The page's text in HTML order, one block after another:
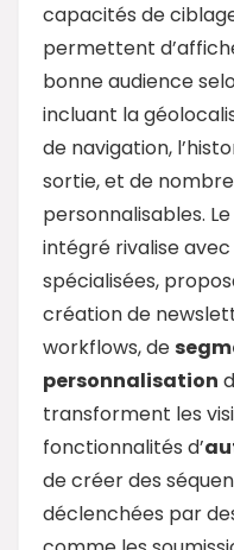
capacités de
permettent
bonne audience
incluant la
de navigation,
sortie, et de
personnalisables.
intégré rivalise
spécialisées,
création de
workflows, de
personnalisation
transforment les
fonctionnalités d’
de créer des
déclenchées par